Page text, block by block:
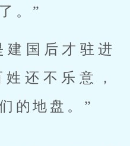
。”
建国后才驻进
还不乐意，
的地盘。”